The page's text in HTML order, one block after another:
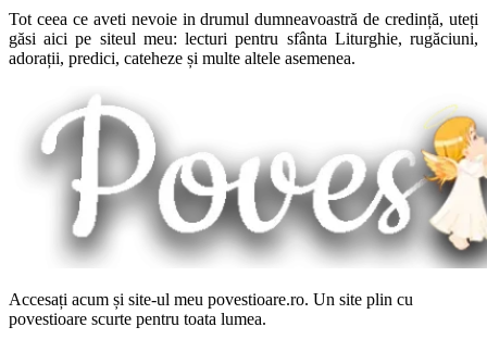
Tot ceea ce aveti nevoie in drumul dumneavoastră de credință, uteți
găsi aici pe siteul meu: lecturi pentru sfânta Liturghie, rugăciuni,
adorații, predici, cateheze și multe altele asemenea.
Accesați acum și site-ul meu povestioare.ro. Un site plin cu
povestioare scurte pentru toata lumea.